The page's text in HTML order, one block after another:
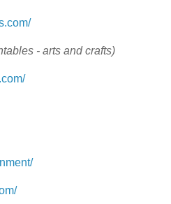
- arts and crafts)